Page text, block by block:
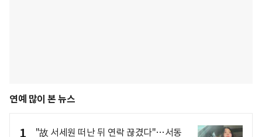
연예 많이 본 뉴스
1
"故 서세원 떠난 뒤 연락 끊겼다"…서동